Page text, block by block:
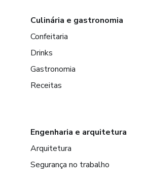
Culinária e gastronomia
Confeitaria
Drinks
Gastronomia
Receitas
Engenharia e arquitetura
Arquitetura
Segurança no trabalho